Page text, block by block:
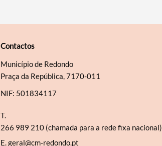
Contactos
Município de Redondo
Praça da República, 7170-011
NIF: 501834117
T.
266 989 210 (chamada para a rede fixa nacional)
E.geral@cm-redondo.pt